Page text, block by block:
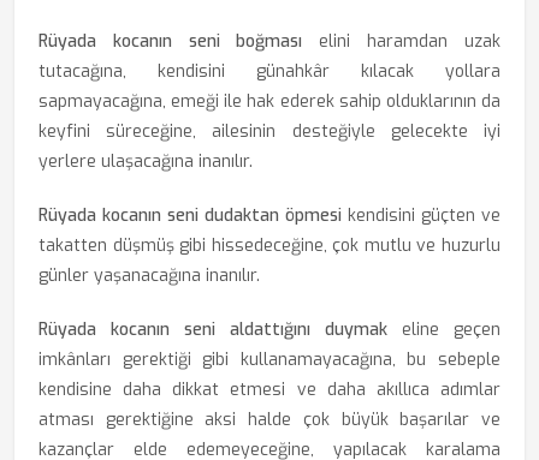
Rüyada kocanın seni boğması elini haramdan uzak
tutacağına, kendisini günahkâr kılacak yollara
sapmayacağına, emeği ile hak ederek sahip olduklarının da
keyfini süreceğine, ailesinin desteğiyle gelecekte iyi
yerlere ulaşacağına inanılır.
Rüyada kocanın seni dudaktan öpmesi kendisini güçten ve
takatten düşmüş gibi hissedeceğine, çok mutlu ve huzurlu
günler yaşanacağına inanılır.
Rüyada kocanın seni aldattığını duymak eline geçen
imkânları gerektiği gibi kullanamayacağına, bu sebeple
kendisine daha dikkat etmesi ve daha akıllıca adımlar
atması gerektiğine aksi halde çok büyük başarılar ve
kazançlar elde edemeyeceğine, yapılacak karalama